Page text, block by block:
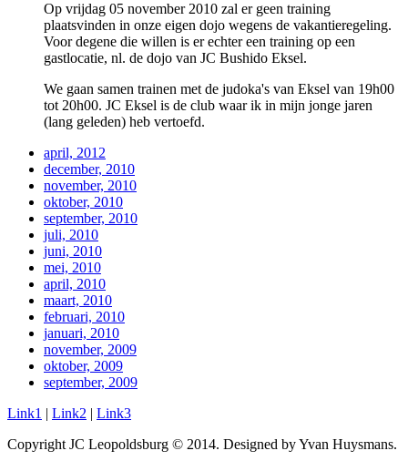
Op vrijdag 05 november 2010 zal er geen training
plaatsvinden in onze eigen dojo wegens de vakantieregeling.
Voor degene die willen is er echter een training op een
gastlocatie, nl. de dojo van JC Bushido Eksel.
We gaan samen trainen met de judoka's van Eksel van 19h00
tot 20h00. JC Eksel is de club waar ik in mijn jonge jaren
(lang geleden) heb vertoefd.
april, 2012
december, 2010
november, 2010
oktober, 2010
september, 2010
juli, 2010
juni, 2010
mei, 2010
april, 2010
maart, 2010
februari, 2010
januari, 2010
november, 2009
oktober, 2009
september, 2009
Link1 | Link2 | Link3
Copyright JC Leopoldsburg © 2014. Designed by Yvan Huysmans.